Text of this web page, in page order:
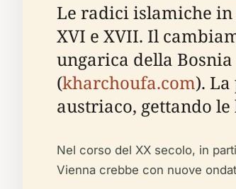
Le radici islamiche
XVI e XVII. Il
ungarica della
(kharchoufa.com).
austriaco, gettando
Nel corso del XX secolo, in
Vienna crebbe con nuove